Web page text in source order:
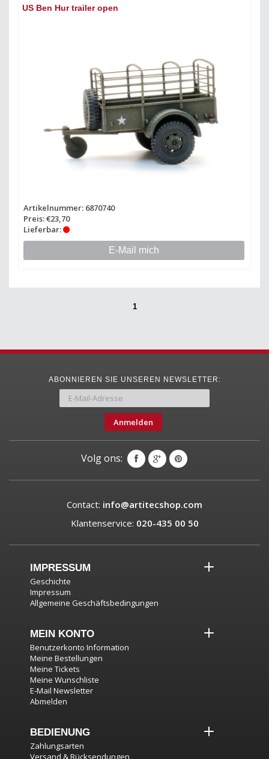
US Ben Hur trailer open
Artikelnummer: 6870740
Preis: €23,70
Lieferbar:
E-Mail mich
1
ABONNIEREN SIE UNSEREN NEWSLETTER:
Anmelden
Volg ons:
Contact: info@artitecshop.com
Klantenservice: 020-435 00 50
IMPRESSUM
Geschichte
Impressum
Allgemeine Geschäftsbedingungen
MEIN KONTO
Benutzerkonto Information
Meine Bestellungen
Meine Tickets
Meine Wunschliste
E-Mail Newsletter
Abmelden
BEDIENUNG
Zahlungsarten